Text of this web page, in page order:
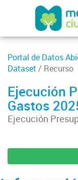
Portal de Datos
Dataset / Recurso
Ejecución
Gastos
Ejecución